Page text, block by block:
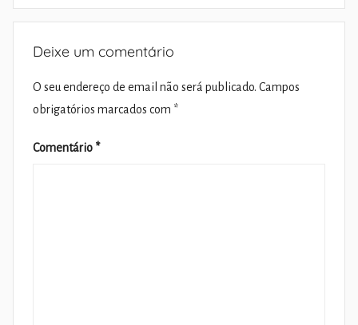
Deixe um comentário
O seu endereço de email não será publicado. Campos
obrigatórios marcados com *
Comentário *